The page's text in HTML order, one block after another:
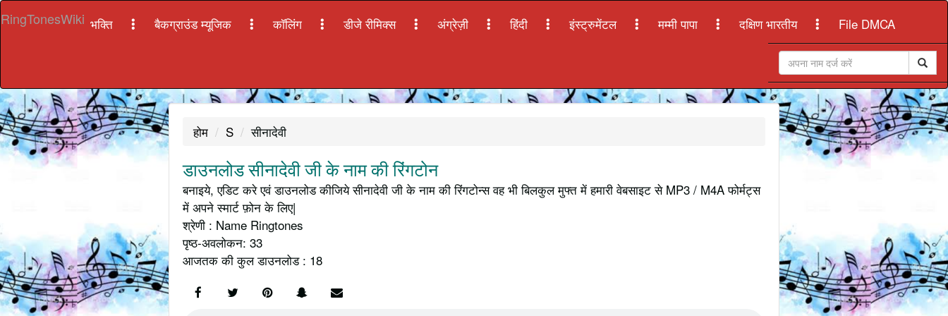
RingTonesWiki भक्ति बैकग्राउंड म्यूजिक कॉलिंग डीजे रीमिक्स अंग्रेज़ी हिंदी इंस्ट्रुमेंटल मम्मी पापा दक्षिण भारतीय File DMCA
होम S सीनादेवी
डाउनलोड सीनादेवी जी के नाम की रिंगटोन
बनाइये, एडिट करे एवं डाउनलोड कीजिये सीनादेवी जी के नाम की रिंगटोन्स वह भी बिलकुल मुफ्त में हमारी वेबसाइट से MP3 / M4A फोर्मट्स
में अपने स्मार्ट फ़ोन के लिए|
श्रेणी : Name Ringtones
पृष्ठ-अवलोकन: 33
आजतक की कुल डाउनलोड : 18